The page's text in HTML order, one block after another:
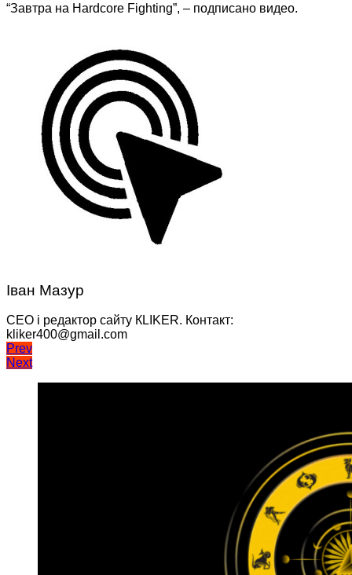
“Завтра на Hardcore Fighting”, – подписано видео.
Іван Мазур
CEO і редактор сайту КLIKER. Контакт:
kliker400@gmail.com
Навігація
записів
Prev
Next